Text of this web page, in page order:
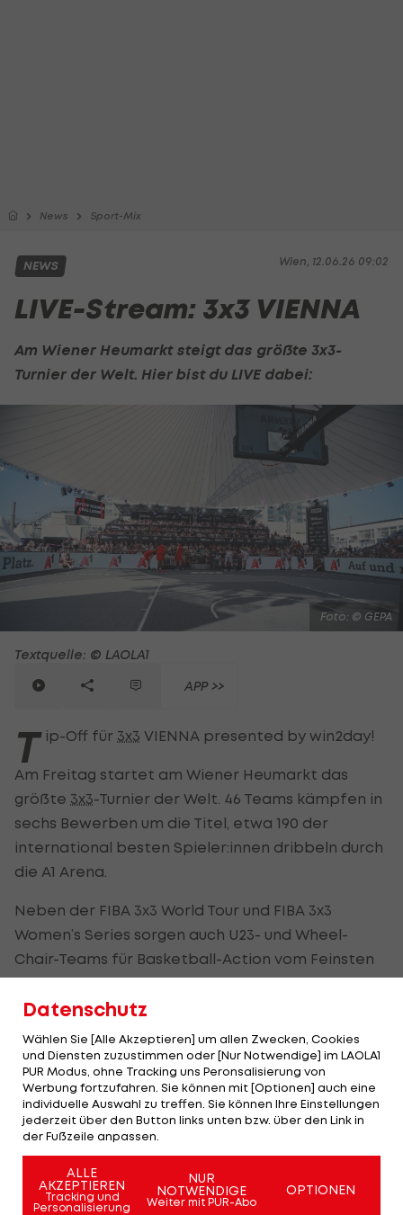
News Sport-Mix
Wien, 12.06.26 09:02
NEWS
LIVE-Stream: 3x3 VIENNA
Am Wiener Heumarkt steigt das größte 3x3-
Turnier der Welt. Hier bist du LIVE dabei:
Foto: © GEPA
Textquelle: © LAOLA1
APP >>
T ip-Off für 3x3 VIENNA presented by win2day!
Am Freitag startet am Wiener Heumarkt das
größte 3x3-Turnier der Welt. 46 Teams kämpfen in
sechs Bewerben um die Titel, etwa 190 der
international besten Spieler:innen dribbeln durch
die A1 Arena.
Neben der FIBA 3x3 World Tour und FIBA 3x3
Women’s Series sorgen auch U23- und Wheel-
Chair-Teams für Basketball-Action vom Feinsten
in der Bundeshauptstadt.
Auch fünf rot-weiß-rote Teams greifen nach den
Medaillen.
Bei LAOLA1 bist du LIVE dabei (englischer
Kommentar):
Datenschutz
Wählen Sie [Alle Akzeptieren] um allen Zwecken, Cookies
und Diensten zuzustimmen oder [Nur Notwendige] im LAOLA1
PUR Modus, ohne Tracking uns Peronsalisierung von
Werbung fortzufahren. Sie können mit [Optionen] auch eine
individuelle Auswahl zu treffen. Sie können Ihre Einstellungen
jederzeit über den Button links unten bzw. über den Link in
der Fußzeile anpassen.
ALLE
AKZEPTIEREN
Tracking und
Personalisierung
NUR
NOTWENDIGE
Weiter mit PUR-Abo
OPTIONEN